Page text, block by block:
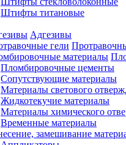
Штифты титановые
Адгезивы
Пломбировочные цементы
Сопутствующие материалы
Материалы светового
Жидкотекучие материалы
Материалы химического
Временные материалы